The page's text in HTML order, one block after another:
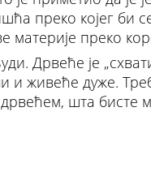
преко којег би
материје преко
Дрвеће је
и живеће дуже.
шта бисте